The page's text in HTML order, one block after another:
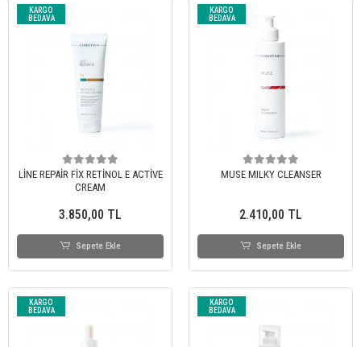
KARGO
BEDAVA
LİNE REPAİR FİX RETİNOL E ACTİVE
CREAM
3.850,00 TL
Sepete Ekle
KARGO
BEDAVA
MUSE MILKY CLEANSER
2.410,00 TL
Sepete Ekle
KARGO
BEDAVA
KARGO
BEDAVA